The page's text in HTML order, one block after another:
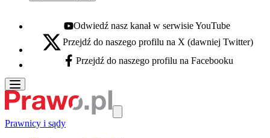
Youtube - otwiera się w nowej karcie
Odwiedź nasz kanał w serwisie YouTube
X - otwiera się w nowej karcie
Przejdź do naszego profilu na X (dawniej Twitter)
Facebook - otwiera się w nowej karcie
Przejdź do naszego profilu na Facebooku
Prawnicy i sądy